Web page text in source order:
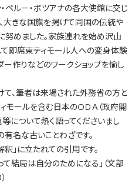
ペルー・ボツアナの各大使館に交じ
大きな国旗を掲げて同国の伝統や
努めました。家族連れを始め沢山
即席東ティモール人への変身体験
作りなどのワークショップを愉し
、筆者は来場された外務省の方と
モールを含む日本のＯＤＡ（政府開
について熱く語ってくださいまし
有名な古いことわざです。
」に立たれての引用です。
て結局は自分のためになる」（文部